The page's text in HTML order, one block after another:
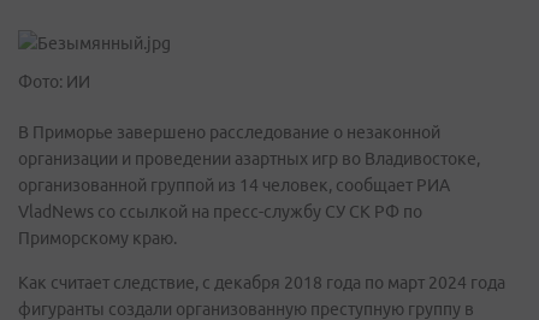
Фото: ИИ
В Приморье завершено расследование о незаконной
организации и проведении азартных игр во Владивостоке,
организованной группой из 14 человек, сообщает РИА
VladNews со ссылкой на пресс-службу СУ СК РФ по
Приморскому краю.
Как считает следствие, с декабря 2018 года по март 2024 года
фигуранты создали организованную преступную группу в